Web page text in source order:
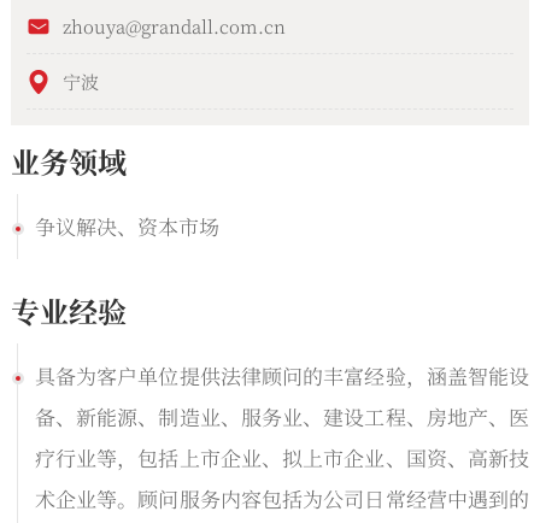
zhouya@grandall.com.cn
宁波
业务领域
争议解决、资本市场
专业经验
具备为客户单位提供法律顾问的丰富经验，涵盖智能设
备、新能源、制造业、服务业、建设工程、房地产、医
疗行业等，包括上市企业、拟上市企业、国资、高新技
术企业等。顾问服务内容包括为公司日常经营中遇到的